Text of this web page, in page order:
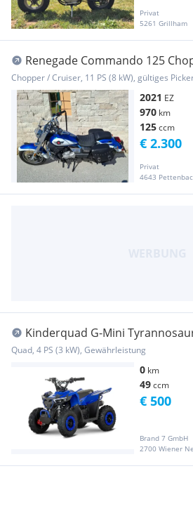
Privat
5261 Grillham
Renegade Commando 125
Chopper / Cruiser, 11 PS (8 kW), gültiges
2021 EZ
970 km
125ccm
Privat
4643
€ 2.300
Kinderquad G-Mini
Quad, 4 PS (3 kW), Gewährleistung
0 km
49ccm
Brand 7 GmbH
2700 Wiener
€ 500